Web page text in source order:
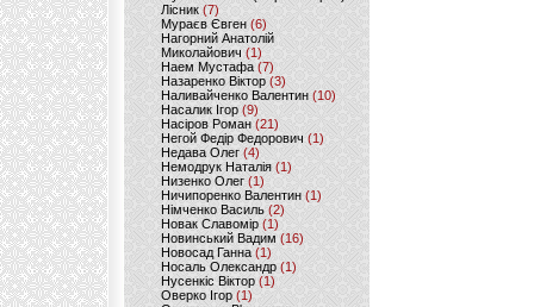
Лісник (7)
Мураєв Євген(6)
Нагорний Анатолій
Миколайович (1)
Наем Мустафа (7)
Назаренко Віктор (3)
Наливайченко Валентин (10)
Насалик Ігор(9)
Насіров Роман (21)
Негой Федір Федорович(1)
Недава Олег(4)
Немодрук Наталія(1)
Низенко Олег (1)
Ничипоренко Валентин (1)
Німченко Василь (2)
Новак Славомір (1)
Новинський Вадим (16)
Новосад Ганна (1)
Носаль Олександр (1)
Нусенкіс Віктор (1)
Оверко Ігор (1)